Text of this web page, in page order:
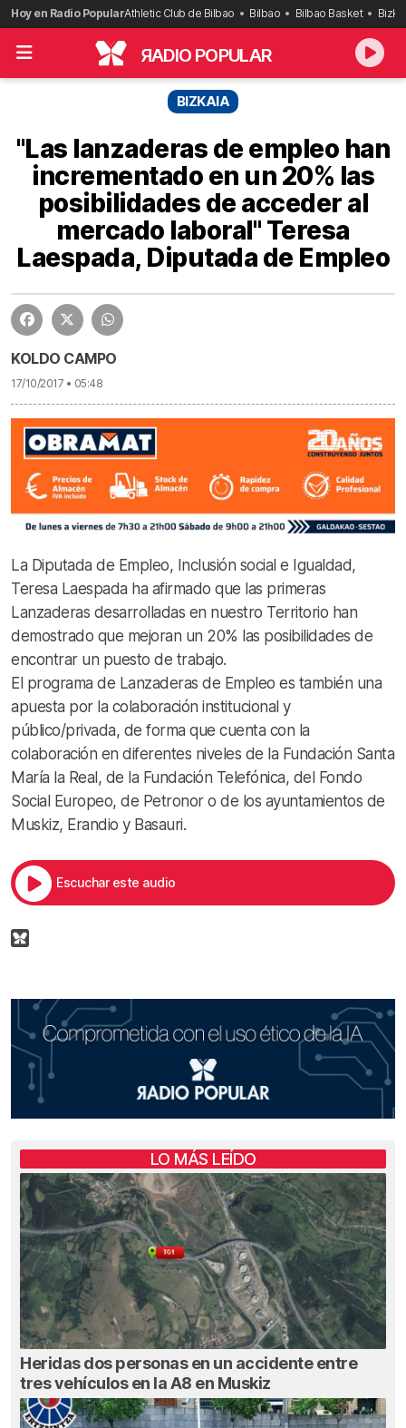
Saltar
al
contenido
Hoy en Radio PopularAthletic Club de Bilbao Bilbao Bilbao Basket
RADIO POPULAR
BIZKAIA
"Las lanzaderas de empleo han
incrementado en un 20% las
posibilidades de acceder al
mercado laboral" Teresa
Laespada, Diputada de Empleo
KOLDO CAMPO
17/10/2017 • 05:48
La Diputada de Empleo, Inclusión social e Igualdad,
Teresa Laespada ha afirmado que las primeras
Lanzaderas desarrolladas en nuestro Territorio han
demostrado que mejoran un 20% las posibilidades de
encontrar un puesto de trabajo.
El programa de Lanzaderas de Empleo es también una
apuesta por la colaboración institucional y
público/privada, de forma que cuenta con la
colaboración en diferentes niveles de la Fundación Santa
María la Real, de la Fundación Telefónica, del Fondo
Social Europeo, de Petronor o de los ayuntamientos de
Muskiz, Erandio y Basauri.
Escuchar este audio
LO MÁS LEÍDO
Heridas dos personas en un accidente entre
tres vehículos en la A8 en Muskiz